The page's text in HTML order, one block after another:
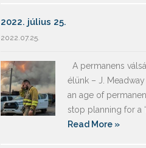
2022. július 25.
2022.07.25.
A permanens
élünk – J. Meadway
an age of
stop planning for a
Read More »